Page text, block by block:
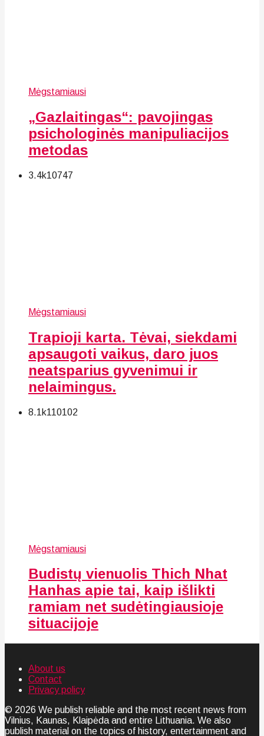
Mėgstamiausi
„Gazlaitingas“: pavojingas
psichologinės manipuliacijos
metodas
3.4k10747
Mėgstamiausi
Trapioji karta. Tėvai, siekdami
apsaugoti vaikus, daro juos
neatsparius gyvenimui ir
nelaimingus.
8.1k110102
Mėgstamiausi
Budistų vienuolis Thich Nhat
Hanhas apie tai, kaip išlikti
ramiam net sudėtingiausioje
situacijoje
About us
Contact
Privacy policy
© 2026 We publish reliable and the most recent news from
Vilnius, Kaunas, Klaipėda and entire Lithuania. We also
publish material on the topics of history, entertainment and